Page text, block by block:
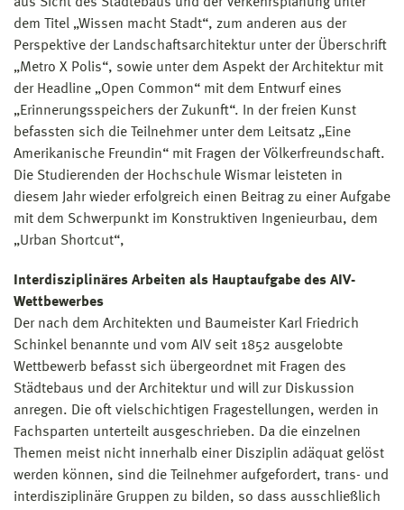
dem Titel „Wissen macht Stadt“, zum anderen aus der
Perspektive der Landschaftsarchitektur unter der Überschrift
„Metro X Polis“, sowie unter dem Aspekt der Architektur mit
der Headline „Open Common“ mit dem Entwurf eines
„Erinnerungsspeichers der Zukunft“. In der freien Kunst
befassten sich die Teilnehmer unter dem Leitsatz „Eine
Amerikanische Freundin“ mit Fragen der Völkerfreundschaft.
Die Studierenden der Hochschule Wismar leisteten in
diesem Jahr wieder erfolgreich einen Beitrag zu einer Aufgabe
mit dem Schwerpunkt im Konstruktiven Ingenieurbau, dem
„Urban Shortcut“,
Interdisziplinäres Arbeiten als Hauptaufgabe des AIV-
Wettbewerbes
Der nach dem Architekten und Baumeister Karl Friedrich
Schinkel benannte und vom AIV seit 1852 ausgelobte
Wettbewerb befasst sich übergeordnet mit Fragen des
Städtebaus und der Architektur und will zur Diskussion
anregen. Die oft vielschichtigen Fragestellungen, werden in
Fachsparten unterteilt ausgeschrieben. Da die einzelnen
Themen meist nicht innerhalb einer Disziplin adäquat gelöst
werden können, sind die Teilnehmer aufgefordert, trans- und
interdisziplinäre Gruppen zu bilden, so dass ausschließlich